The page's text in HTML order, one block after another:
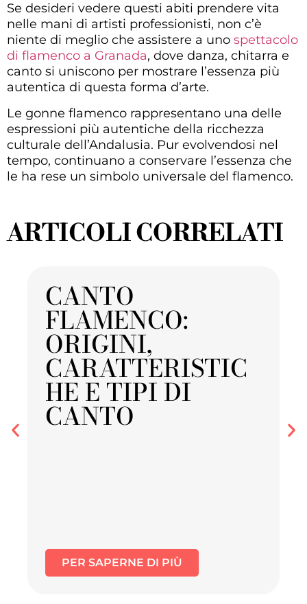
Se desideri vedere questi abiti prendere vita
nelle mani di artisti professionisti, non c’è
niente di meglio che assistere a uno spettacolo
di flamenco a Granada, dove danza, chitarra e
canto si uniscono per mostrare l’essenza più
autentica di questa forma d’arte.
Le gonne flamenco rappresentano una delle
espressioni più autentiche della ricchezza
culturale dell’Andalusia. Pur evolvendosi nel
tempo, continuano a conservare l’essenza che
le ha rese un simbolo universale del flamenco.
ARTICOLI CORRELATI
CANTO
FLAMENCO:
ORIGINI,
CARATTERISTIC
HE E TIPI DI
CANTO
PER SAPERNE DI PIÙ